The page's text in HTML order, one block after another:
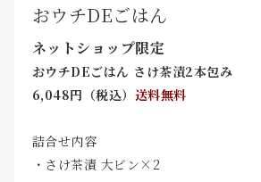
おウチDEごはん
ネットショップ限定
おウチDEごはん さけ茶漬2本包み
6,048円（税込） 送料無料
詰合せ内容
・さけ茶漬 大ビン×2